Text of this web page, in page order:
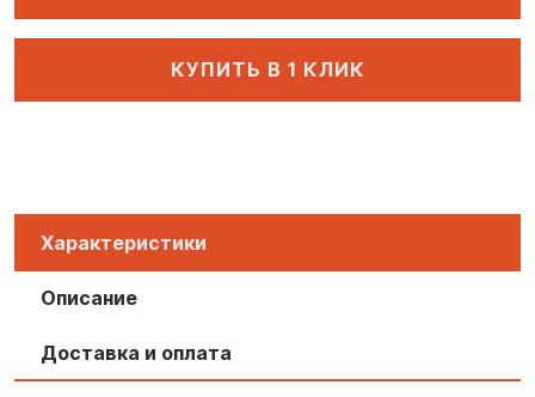
КУПИТЬ В 1 КЛИК
Характеристики
Описание
Доставка и оплата